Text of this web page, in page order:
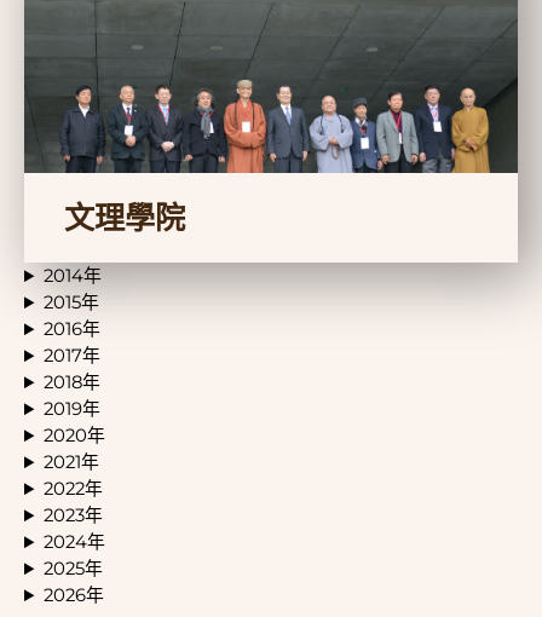
文理學院
2014年
2015年
2016年
2017年
2018年
2019年
2020年
2021年
2022年
2023年
2024年
2025年
2026年